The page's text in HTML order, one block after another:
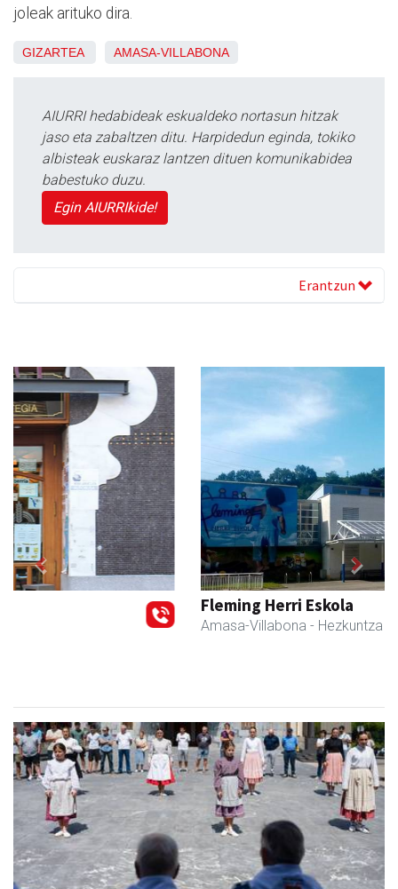
joleak arituko dira.
GIZARTEA AMASA-VILLABONA
AIURRI hedabideak eskualdeko nortasun hitzak
jaso eta zabaltzen ditu. Harpidedun eginda, tokiko
albisteak euskaraz lantzen dituen komunikabidea
babestuko duzu.
Egin AIURRIkide!
Erantzun
Fleming Herri Eskola
- Hezkuntza
Previous Next